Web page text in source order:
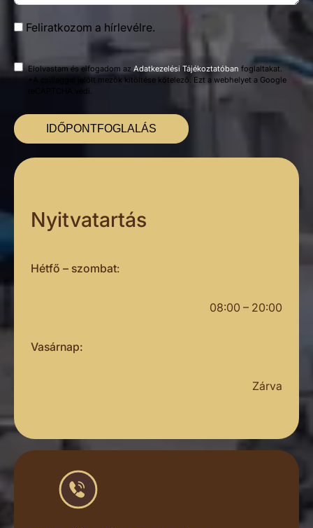
Feliratkozom a hírlevélre.
Elolvastam és elfogadom az Adatkezelési Tájékoztatóban foglaltakat.
*A csillaggal jelölt mezők kitöltése kötelező. Ezt a webhelyet a Google
reCAPTCHA védi.
IDŐPONTFOGLALÁS
Nyitvatartás
Hétfő – szombat:
08:00 – 20:00
Vasárnap:
Zárva